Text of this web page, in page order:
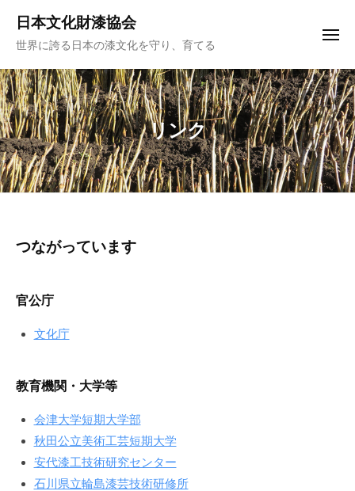
ン
ツ
へ
ス
キ
ッ
日本文化財漆協会
世界に誇る日本の漆文化を守り、育てる
メ
ー
リンク
リ
ク
2022
8
月
admin
つながっています
官公庁
文化庁
教育機関・大学等
会津大学短期大学部
秋田公立美術工芸短期大学
安代漆工技術研究センター
石川県立輪島漆芸技術研修所